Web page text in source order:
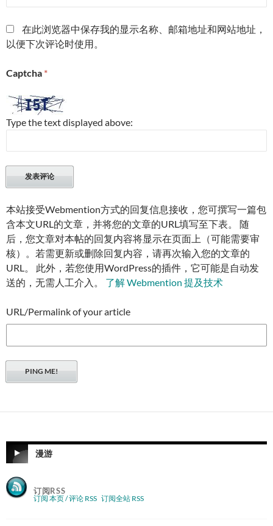
在此浏览器中保存我的显示名称、邮箱地址和网站地址，
以便下次评论时使用。
Captcha *
Type the text displayed above:
本站接受Webmention方式的回复信息接收，您可撰写一篇包
含本文URL的文章，并将您的文章的URL填写至下表。 随
后，您文章对本帖的回复内容将显示在页面上（可能需要审
核）。若需更新或删除回复内容，请再次输入您的文章的
URL。 此外，若您使用WordPress的插件，它可能是自动发
送的，无需人工介入。 了解 Webmention 提及技术
URL/Permalink of your article
漫游
订阅RSS
订阅 本页 / 评论 RSS 订阅全站 RSS